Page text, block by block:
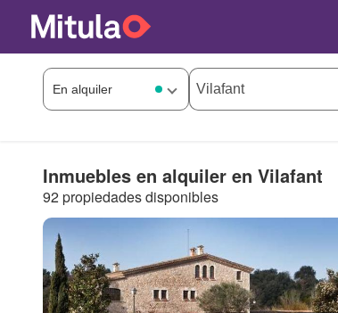
Inmuebles en alquiler en Vilafant
92 propiedades disponibles